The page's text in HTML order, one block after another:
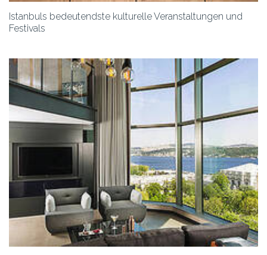
Istanbuls bedeutendste kulturelle Veranstaltungen und
Festivals